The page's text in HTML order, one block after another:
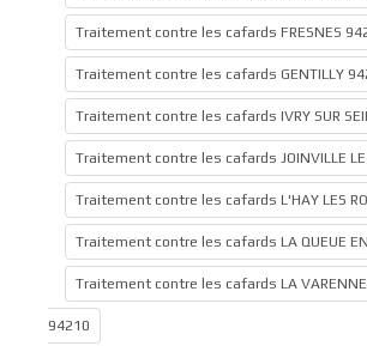
Traitement contre les cafards FRESNES
Traitement contre les cafards GENTILLY
Traitement contre les cafards IVRY SUR
Traitement contre les cafards JOINVILLE LE
Traitement contre les cafards L'HAY LES
Traitement contre les cafards LA QUEUE
Traitement contre les cafards LA VARENNE
94210